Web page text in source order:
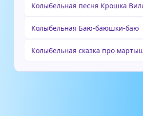
Колыбельная песня Крошка
Колыбельная Баю-баюшки-баю
Колыбельная сказка про